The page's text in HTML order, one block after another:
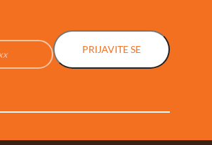
PRIJAVITE SE